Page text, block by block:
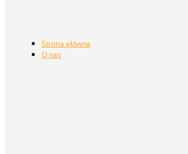
Strona główna
O nas